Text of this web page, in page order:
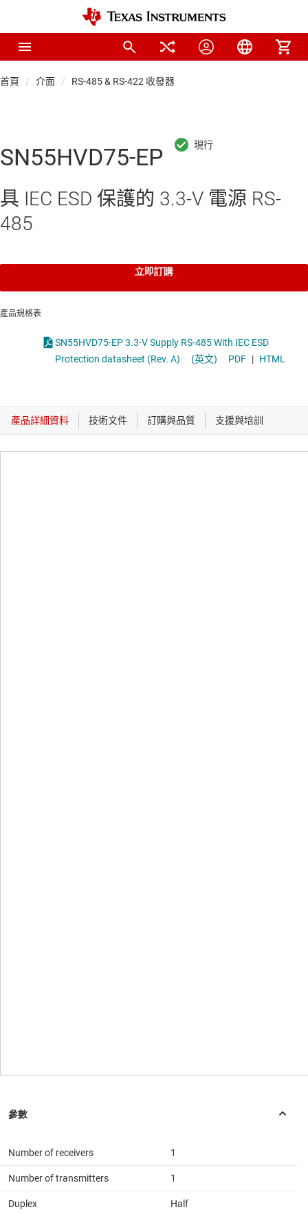
首頁 介面 RS-485 & RS-422 收發器
SN55HVD75-EP
具 IEC ESD 保護的 3.3-V 電源 RS-
485
立即訂購
產品規格表
SN55HVD75-EP 3.3-V Supply RS-485 With IEC ESD
Protection datasheet (Rev. A)
(英文) PDF | HTML
Number of receivers 1
Number of transmitters 1
Duplex Half